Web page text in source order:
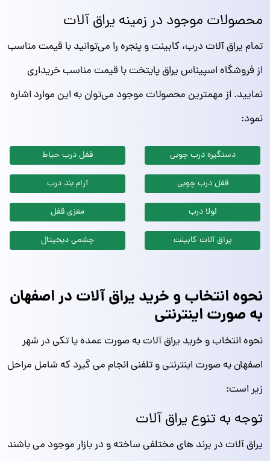
محصولات موجود در زمینه یراق آلات
تمام یراق آلات درب، کابینت و پنجره را می‌توانید با قیمت مناسب
از فروشگاه اسپیناس یراق پایتخت با قیمت مناسب خریداری
نمایید. از مهمترین محصولات موجود می‌توان به این موارد اشاره
نمود:
دستگیره درب چوبی قفل درب حیاط
قفل درب چوبی آرام بند درب
لولا درب مغزی قفل
یراق آلات کابینت چشمی دیجیتال
نحوه انتخاب و خرید یراق آلات در اصفهان
به صورت اینترنتی
نحوه انتخاب و خرید یراق آلات به صورت عمده یا تکی در شهر
اصفهان به صورت اینترنتی و تلفنی انجام می گیرد که شامل مراحل
زیر است:
توجه به تنوع یراق آلات
یراق آلات در برند های مختلفی ساخته و در بازار موجود می باشند